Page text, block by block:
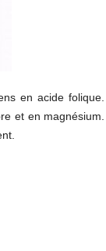
en acide folique.
et en magnésium.